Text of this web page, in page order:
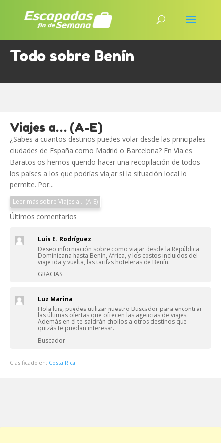
Todo sobre Benín
Viajes a… (A-E)
¿Sabes a cuantos destinos puedes volar desde las principales
ciudades de España como Madrid o Barcelona? En Viajes
Baratos os hemos querido hacer una recopilación de todos
los países a los que podrías viajar si la situación local lo
permite. Por...
Leer más sobre Viajes a… (A-E)
Últimos comentarios
Luis E. Rodríguez
Deseo información sobre como viajar desde la República
Dominicana hasta Benín, Africa, y los costos incluidos del
viaje ida y vuelta, las tarifas hoteleras de Benín.
GRACIAS
Luz Marina
Hola luis, puedes utilizar nuestro Buscador para encontrar
las últimas ofertas que ofrecen las agencias de viajes.
Además en él te saldrán chollos a otros destinos que
quizás te puedan interesar.
Buscador
Clasificado en: Costa Rica